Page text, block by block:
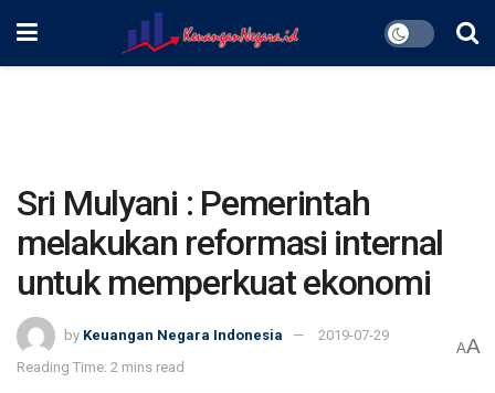
Sri Mulyani : Pemerintah
melakukan reformasi internal
untuk memperkuat ekonomi
by Keuangan Negara Indonesia
2019-07-29
Reading Time: 2 mins read
AA